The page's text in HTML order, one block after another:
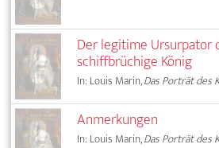
Der legitime Ursurpator
schiffbrüchige König
In: Louis Marin,Das Porträt des
Anmerkungen
In: Louis Marin,Das Porträt des